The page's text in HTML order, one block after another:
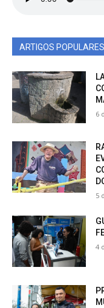
ARTIGOS POPULARES
6
5
4